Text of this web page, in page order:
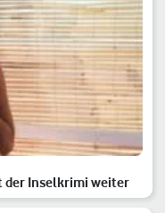
der Inselkrimi weiter